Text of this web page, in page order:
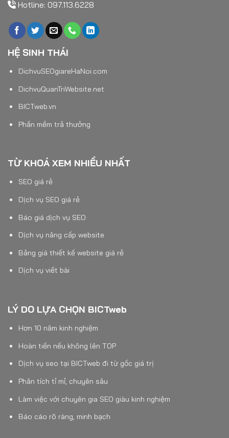
Hotline: 097.113.6228
HỆ SINH THÁI
DichvuSEOgiareHaNoi.com
DichvuQuanTriWebsite.net
BICTweb.vn
Phần mềm trả thưởng
TỪ KHOÁ XEM NHIỀU NHẤT
SEO giá rẻ
Dịch vụ SEO giá rẻ
Báo giá dịch vụ SEO
Dịch vụ nâng cấp website
Bảng giá thiết kế website giá rẻ
Dịch vụ viết bài
LÝ DO LỰA CHỌN BICTweb
Hơn 10 năm kinh nghiệm
Hoàn tiền nếu không lên TOP
Dịch vụ seo tại BICTweb đi từ gốc giá trị
Phân tích tỉ mỉ, chuyên sâu
Làm việc với chuyên gia SEO giàu kinh nghiệm
Báo cáo rõ ràng, minh bạch